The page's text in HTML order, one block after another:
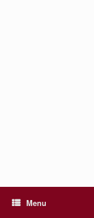
Menu